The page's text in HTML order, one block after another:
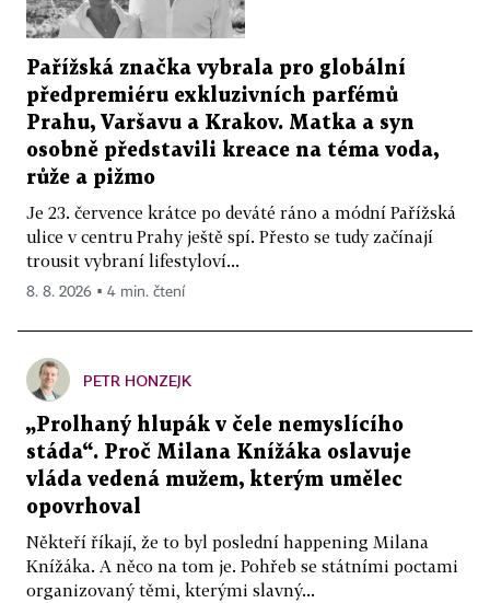
Pařížská značka vybrala pro globální
předpremiéru exkluzivních parfémů
Prahu, Varšavu a Krakov. Matka a syn
osobně představili kreace na téma voda,
růže a pižmo
Je 23. července krátce po deváté ráno a módní Pařížská
ulice v centru Prahy ještě spí. Přesto se tudy začínají
trousit vybraní lifestyloví...
8. 8. 2026 ▪ 4 min. čtení
PETR HONZEJK
„Prolhaný hlupák v čele nemyslícího
stáda“. Proč Milana Knížáka oslavuje
vláda vedená mužem, kterým umělec
opovrhoval
Někteří říkají, že to byl poslední happening Milana
Knížáka. A něco na tom je. Pohřeb se státními poctami
organizovaný těmi, kterými slavný...